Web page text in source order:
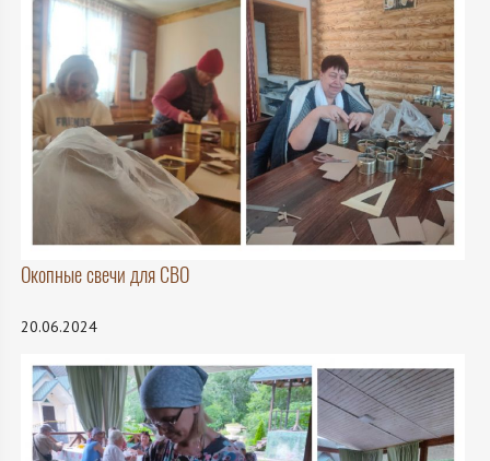
Окопные свечи для СВО
20.06.2024